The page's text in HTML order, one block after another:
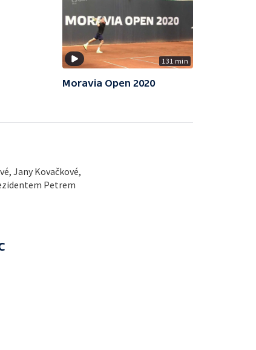
131 min
Moravia Open 2020
Jany Kovačkové,
Petrem